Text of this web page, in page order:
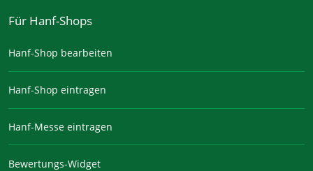
Für Hanf-Shops
Hanf-Shop bearbeiten
Hanf-Shop eintragen
Hanf-Messe eintragen
Bewertungs-Widget